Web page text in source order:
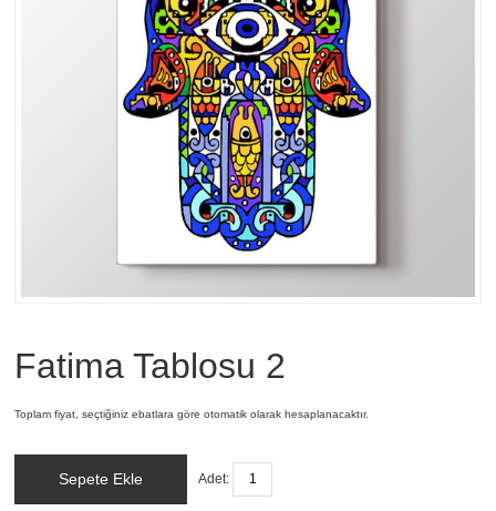
Fatima Tablosu 2
Toplam fiyat, seçtiğiniz ebatlara göre otomatik olarak hesaplanacaktır.
Sepete Ekle Adet: